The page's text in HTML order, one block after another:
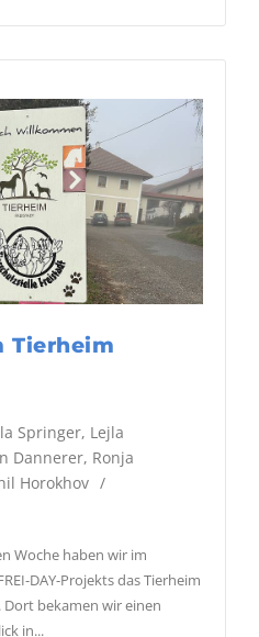
Tierheim
Springer, Lejla
Dannerer, Ronja
Horokhov
Woche haben wir im
DAY-Projekts das Tierheim
bekamen wir einen
in...